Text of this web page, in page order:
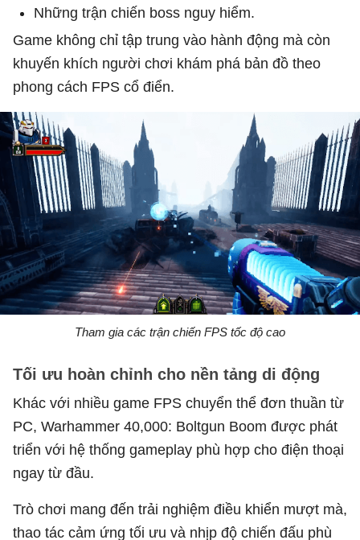
Những trận chiến boss nguy hiểm.
Game không chỉ tập trung vào hành động mà còn
khuyến khích người chơi khám phá bản đồ theo
phong cách FPS cổ điển.
Tham gia các trận chiến FPS tốc độ cao
Tối ưu hoàn chỉnh cho nền tảng di động
Khác với nhiều game FPS chuyển thể đơn thuần từ
PC, Warhammer 40,000: Boltgun Boom được phát
triển với hệ thống gameplay phù hợp cho điện thoại
ngay từ đầu.
Trò chơi mang đến trải nghiệm điều khiển mượt mà,
thao tác cảm ứng tối ưu và nhịp độ chiến đấu phù